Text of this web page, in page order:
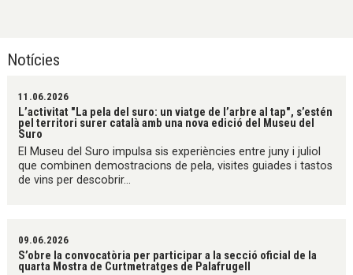
Notícies
11.06.2026
L’activitat "La pela del suro: un viatge de l’arbre al tap", s’estén
pel territori surer català amb una nova edició del Museu del
Suro
El Museu del Suro impulsa sis experiències entre juny i juliol
que combinen demostracions de pela, visites guiades i tastos
de vins per descobrir...
09.06.2026
S’obre la convocatòria per participar a la secció oficial de la
quarta Mostra de Curtmetratges de Palafrugell